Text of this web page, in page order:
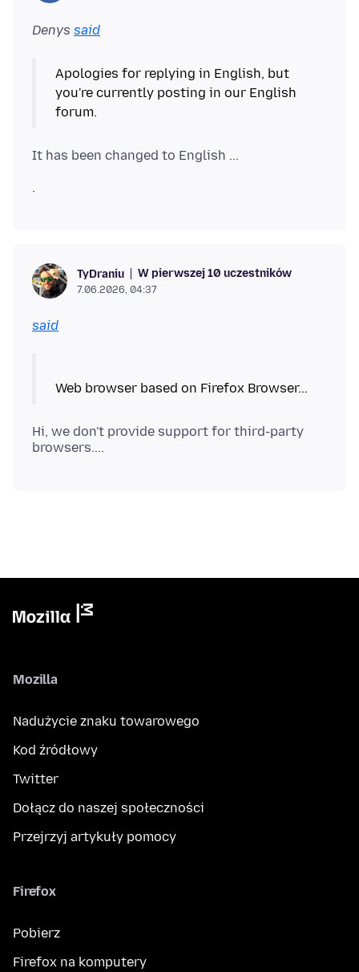
Denys said
Apologies for replying in English, but
you're currently posting in our English
TyDraniu W pierwszej 10 uczestników
7.06.2026, 04:37
said
Hi, we don't provide support for third-party
Mozilla
Nadużycie znaku towarowego
Kod źródłowy
Twitter
Dołącz do naszej społeczności
Przejrzyj artykuły pomocy
Firefox
Pobierz
Firefox na komputery